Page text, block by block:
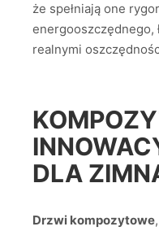
że spełniają one
energooszczędnego,
realnymi
DLA
Drzwi kompozytowe